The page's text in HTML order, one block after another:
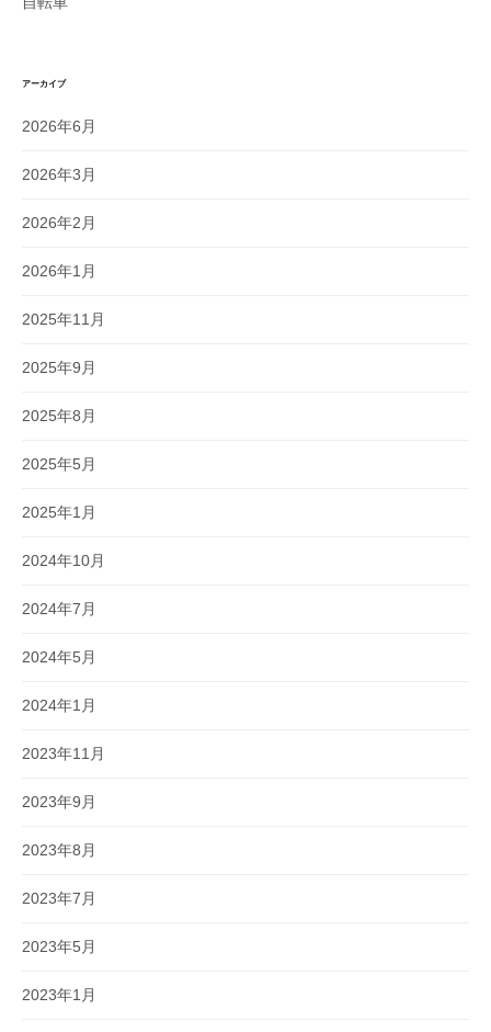
アーカイブ
2026年6月
2026年3月
2026年2月
2026年1月
2025年11月
2025年9月
2025年8月
2025年5月
2025年1月
2024年10月
2024年7月
2024年5月
2024年1月
2023年11月
2023年9月
2023年8月
2023年7月
2023年5月
2023年1月